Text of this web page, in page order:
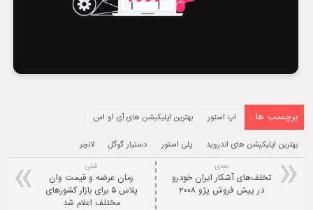
برچسب ها : اپ استور بهترین اپلیکیشن های آی او اس
بهترین اپلیکیشن های اندروید پلی استور دستیار گوگل لانچر
قبلی
زمان عرضه و قیمت وان
پلاس ۵ برای بازار کشورهای
مختلف اعلام شد
بعدی:
تخلف‌های آشکار ایران خودرو
در پیش فروش پژو ۲۰۰۸